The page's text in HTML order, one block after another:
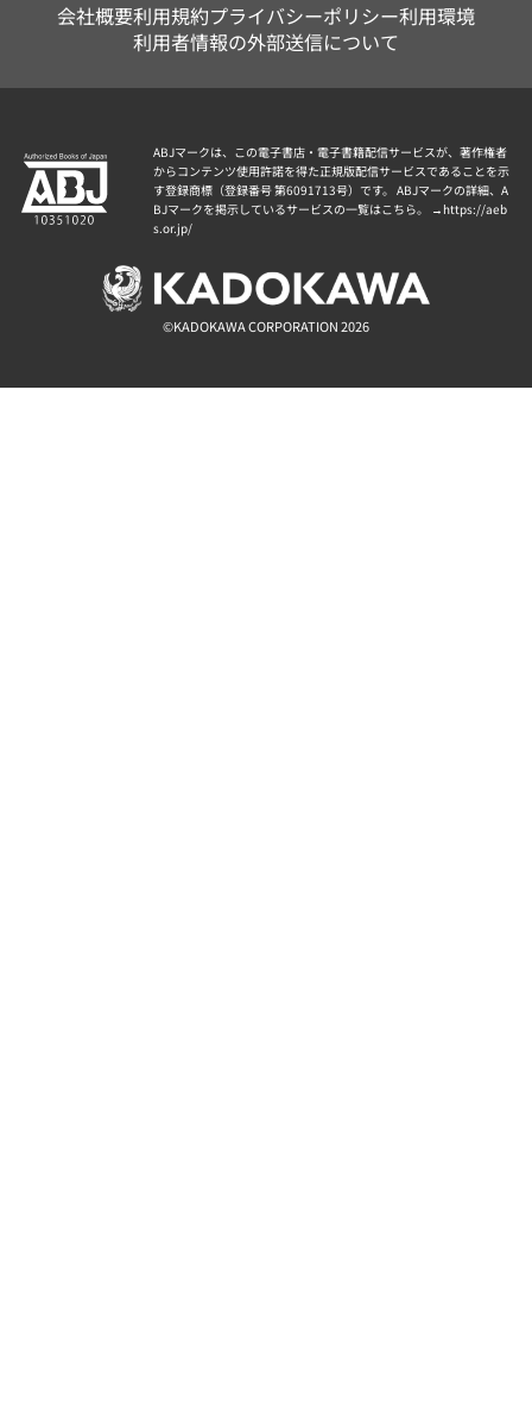
会社概要利用規約プライバシーポリシー利用環境
利用者情報の外部送信について
ABJマークは、この電子書店・電子書籍配信サービスが、著作権者
からコンテンツ使用許諾を得た正規版配信サービスであることを示
す登録商標（登録番号 第6091713号）です。 ABJマークの詳細、A
BJマークを掲示しているサービスの一覧はこちら。 → https://aeb
s.or.jp/
©KADOKAWA CORPORATION 2026